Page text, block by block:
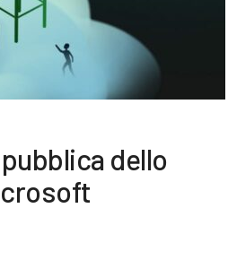
dello